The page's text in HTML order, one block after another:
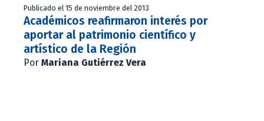
Publicado el 15 de noviembre del 2013
Académicos reafirmaron interés por
aportar al patrimonio científico y
artístico de la Región
Por Mariana Gutiérrez Vera